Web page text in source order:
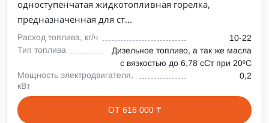
одноступенчатая жидкотопливная горелка,
предназначенная для ст...
Расход топлива, кг/ч
10-22
Тип топлива
Дизельное топливо, а так же масла
с вязкостью до 6,78 сСт при 20⁰С
Мощность электродвигателя,
кВт
0,2
ОТ 616 000 ₸